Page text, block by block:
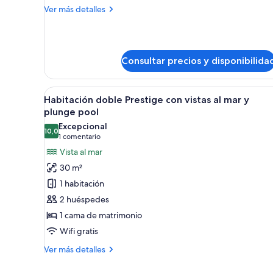
Ver más detalles
Más
Consultar precios y
Abrir
todas
las
fotos
de
Habitación
doble
Prestige
con
vistas
al
mar
Escena junto a la piscina con
9
Habitación doble Prestige con vistas al mar y
plunge pool
10,010,0 de 10
Excepcional
1 comentario
(1 comentario)
Vista al mar
30 m²
1 habitación
2 huéspedes
1 cama de matrimonio
Wifi gratis
Ver más detalles
Más